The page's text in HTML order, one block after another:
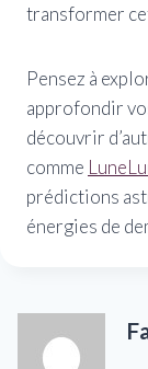
transformer
Pensez à
approfondir
découvrir
comme
prédictions
énergies de